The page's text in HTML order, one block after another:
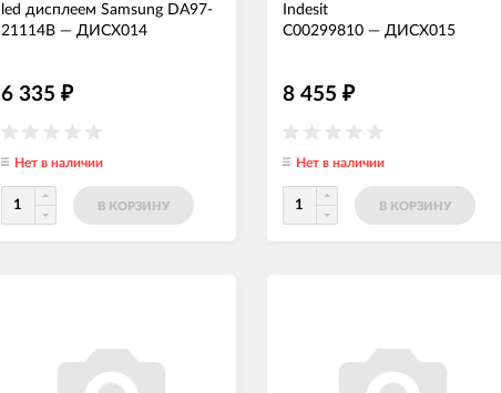
led дисплеем Samsung DA97-
21114B — ДИСХ014
6 335 ₽
Нет в наличии
В КОРЗИНУ
Indesit
C00299810 — ДИСХ015
8 455 ₽
Нет в наличии
В КОРЗИНУ